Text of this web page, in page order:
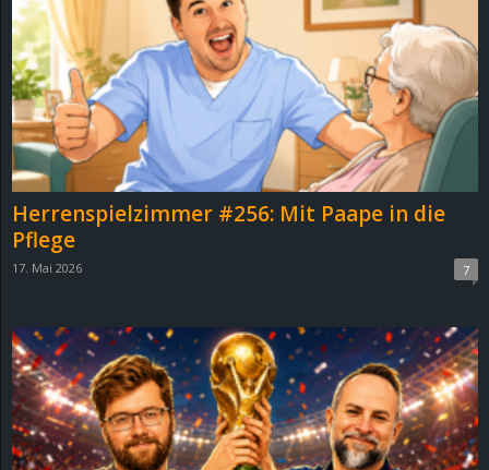
Herrenspielzimmer #256: Mit Paape in die
Pflege
17. Mai 2026 7